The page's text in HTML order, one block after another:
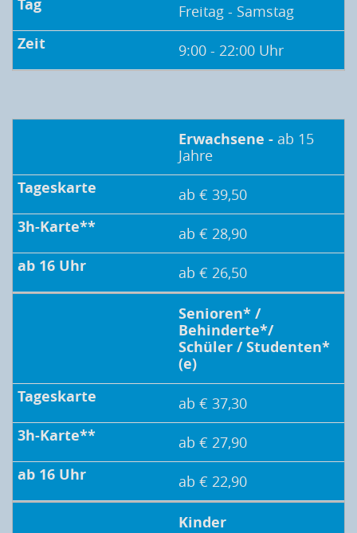
Freitag - Samstag
9:00 - 22:00 Uhr
Erwachsene - ab 15
Jahre
ab € 39,50
ab € 28,90
ab € 26,50
Senioren* /
Behinderte*/
Schüler / Studenten*
(e)
ab € 37,30
ab € 27,90
ab € 22,90
Kinder